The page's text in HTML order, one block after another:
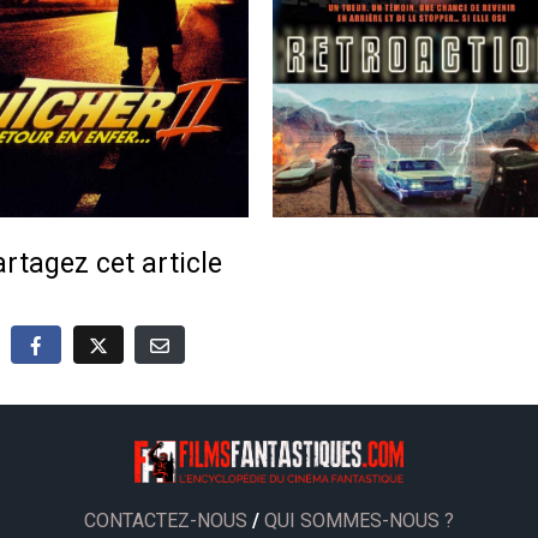
cet article
CONTACTEZ-NOUS / QUI SOMMES-NOUS ?